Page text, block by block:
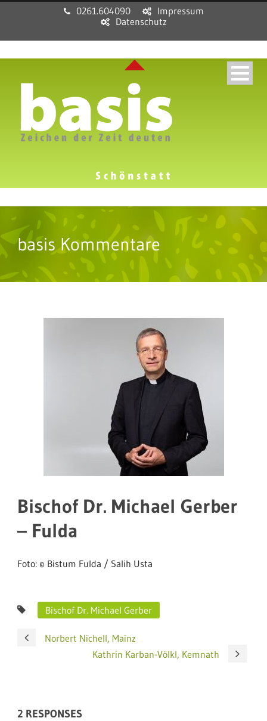
0261.604090
Impressum
Datenschutz
basis Kommentare
Bischof Dr. Michael Gerber
– Fulda
Foto: © Bistum Fulda / Salih Usta
Bischof Dr. Michael Gerber
Norbert Nichell, Mainz
Kathrin Karban-Völkl, Kemnath
2 RESPONSES